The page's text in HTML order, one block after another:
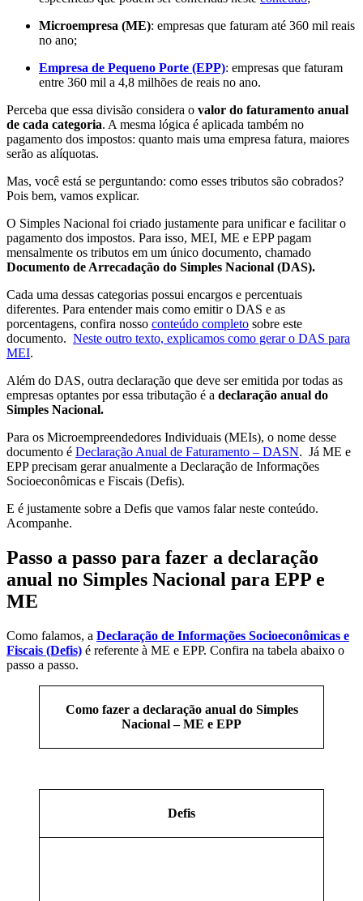
Microempresa (ME): empresas que faturam até 360 mil reais
no ano;
Empresa de Pequeno Porte (EPP): empresas que faturam
entre 360 mil a 4,8 milhões de reais no ano.
Perceba que essa divisão considera o valor do faturamento anual
de cada categoria. A mesma lógica é aplicada também no
pagamento dos impostos: quanto mais uma empresa fatura, maiores
serão as alíquotas.
Mas, você está se perguntando: como esses tributos são cobrados?
Pois bem, vamos explicar.
O Simples Nacional foi criado justamente para unificar e facilitar o
pagamento dos impostos. Para isso, MEI, ME e EPP pagam
mensalmente os tributos em um único documento, chamado
Documento de Arrecadação do Simples Nacional (DAS).
Cada uma dessas categorias possui encargos e percentuais
diferentes. Para entender mais como emitir o DAS e as
porcentagens, confira nosso conteúdo completo sobre este
documento. Neste outro texto, explicamos como gerar o DAS para
MEI.
Além do DAS, outra declaração que deve ser emitida por todas as
empresas optantes por essa tributação é a declaração anual do
Simples Nacional.
Para os Microempreendedores Individuais (MEIs), o nome desse
documento é Declaração Anual de Faturamento – DASN. Já ME e
EPP precisam gerar anualmente a Declaração de Informações
Socioeconômicas e Fiscais (Defis).
E é justamente sobre a Defis que vamos falar neste conteúdo.
Acompanhe.
Passo a passo para fazer a declaração
anual no Simples Nacional para EPP e
ME
Como falamos, a Declaração de Informações Socioeconômicas e
Fiscais (Defis) é referente à ME e EPP. Confira na tabela abaixo o
passo a passo.
Como fazer a declaração anual do Simples
Nacional – ME e EPP
Defis